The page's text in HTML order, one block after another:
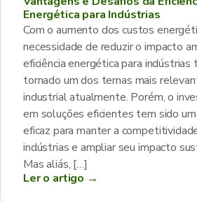
Energética para Indústrias
Com o aumento dos custos
necessidade de reduzir o impacto
eficiência energética para indústrias
tornado um dos temas mais
industrial atualmente. Porém, o
em soluções eficientes tem sido
eficaz para manter a
indústrias e ampliar seu impacto
Mas aliás, […]
Ler o artigo →